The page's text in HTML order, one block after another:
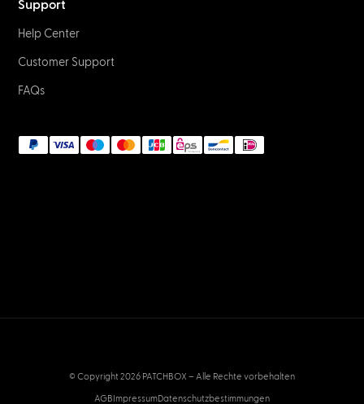
Support
Help Center
Customer Support
FAQs
© Copyright 2026 PATCHBOX – Alle Rechte vorbehalten
AGB ImpressumDatenschutzbestimmungen